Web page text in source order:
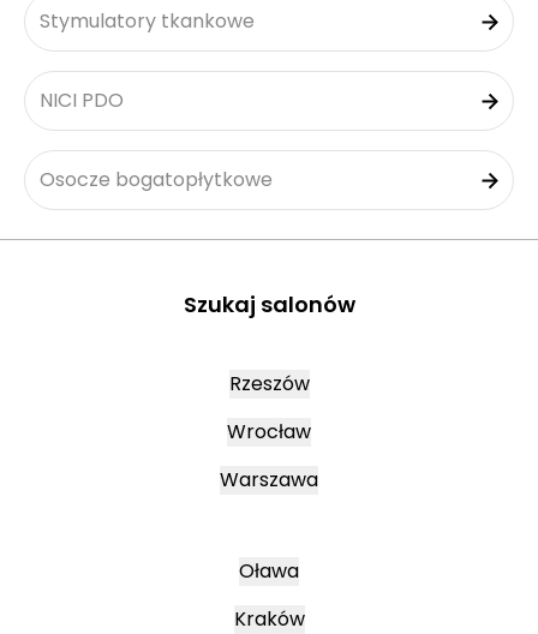
Stymulatory tkankowe
NICI PDO
Osocze bogatopłytkowe
Szukaj salonów
Rzeszów
Wrocław
Warszawa
Oława
Kraków